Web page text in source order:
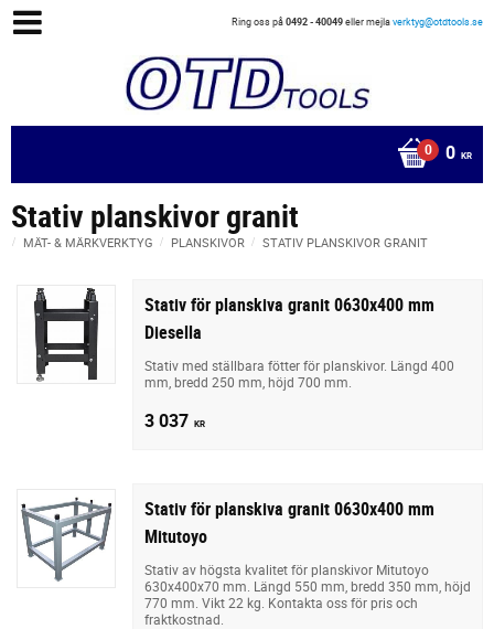
Ring oss på0492 - 40049eller mejlaverktyg@otdtools.se
0 KR
Stativ planskivor granit
MÄT- & MÄRKVERKTYG PLANSKIVOR STATIV PLANSKIVOR GRANIT
Stativ för planskiva granit 0630x400 mm
Diesella
Stativ med ställbara fötter för planskivor. Längd 400
mm, bredd 250 mm, höjd 700 mm.
3 037 KR
Stativ för planskiva granit 0630x400 mm
Mitutoyo
Stativ av högsta kvalitet för planskivor Mitutoyo
630x400x70 mm. Längd 550 mm, bredd 350 mm, höjd
770 mm. Vikt 22 kg. Kontakta oss för pris och
fraktkostnad.